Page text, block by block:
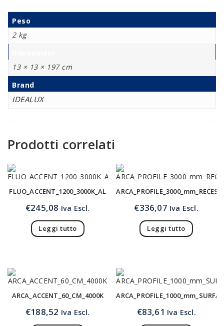
Peso
2 kg
13 × 13 × 197 cm
Brand
IDEALUX
Prodotti correlati
FLUO_ACCENT_1200_3000K_AL
€245,08 Iva Escl.
Leggi tutto
€336,07 Iva Escl.
Leggi tutto
ARCA_ACCENT_60_CM_4000K
€188,52 Iva Escl. €83,61 Iva Escl.